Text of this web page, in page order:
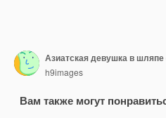
h9images
Вам также могут